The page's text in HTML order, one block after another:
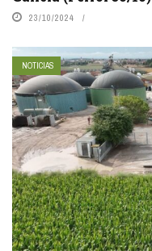
23/10/2024
NOTICIAS